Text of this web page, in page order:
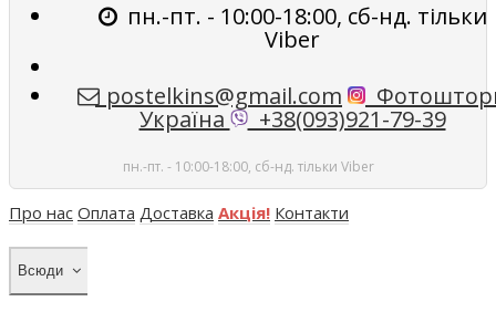
пн.-пт. - 10:00-18:00, сб-нд. тільки
Viber
postelkins@gmail.com
Україна +38(093)921-79-39
пн.-пт. - 10:00-18:00, сб-нд. тільки Viber
Про нас Оплата Доставка Акція! Контакти
Всюди